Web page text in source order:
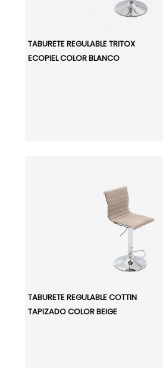
TABURETE REGULABLE TRITOX
ECOPIEL COLOR BLANCO
TABURETE REGULABLE COTTIN
TAPIZADO COLOR BEIGE